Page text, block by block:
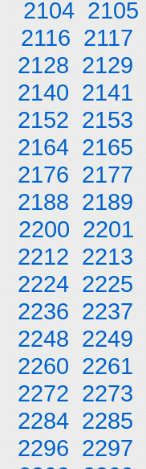
2104 2105
2116 2117
2128 2129
2140 2141
2152 2153
2164 2165
2176 2177
2188 2189
2200 2201
2212 2213
2224 2225
2236 2237
2248 2249
2260 2261
2272 2273
2284 2285
2296 2297